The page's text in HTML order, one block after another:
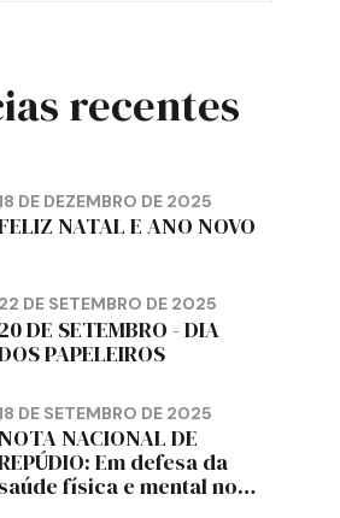
recentes
DE DEZEMBRO DE 2025
NATAL E ANO NOVO
22 DE SETEMBRO DE 2025
20 DE SETEMBRO - DIA
PAPELEIROS
DE SETEMBRO DE 2025
NOTA NACIONAL DE
Em defesa da
saúde física e mental no